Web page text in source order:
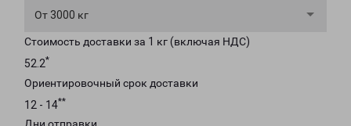
От 3000 кг
Стоимость доставки за 1 кг (включая НДС)
52.2*
Ориентировочный срок доставки
12 - 14**